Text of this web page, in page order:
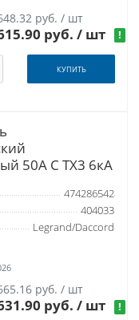
руб. / шт
руб./ шт !
КУПИТЬ
50А C TX3 6кА
474286542
404033
Legrand/Daccord
руб. / шт
руб./ шт !